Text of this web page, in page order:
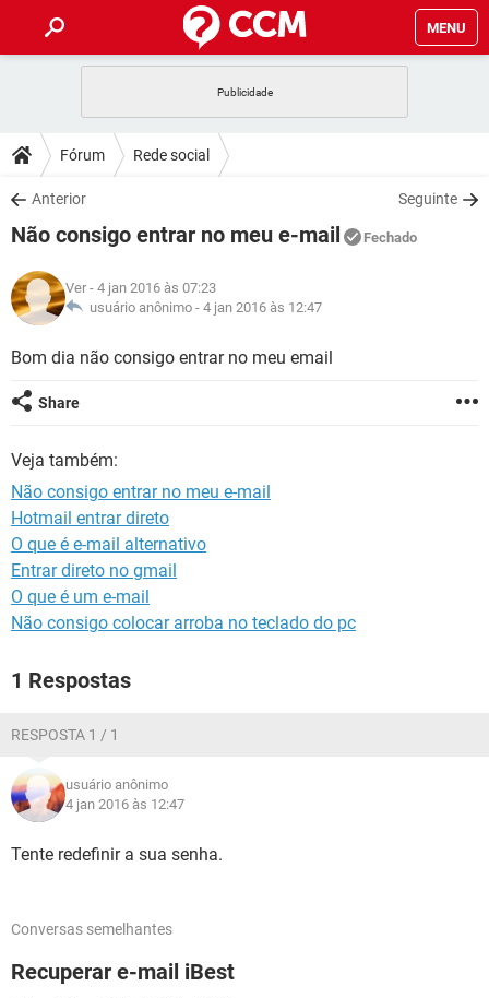
MENU
CELULAR
OUTLOOK
INSTAGRAM GMAIL
GUIA DE COMPRAS
DICAS
JOGOS
INSTAGRAM
GUIA DE COMPRAS
DOWNLOADS
JOGOS WHATSAPP
CELULAR
OUTLOOK EXCEL
INSTAGRAM
JOGOS
CELULAR
OUTLOOK EXCEL
INSTAGRAM
GLOSSÁRIO
JOGOS WHATSAPP
INSTAGRAM
GUIA DE COMPRAS
Fórum Rede social
Anterior Seguinte
Não consigo entrar no meu e-mail Fechado
Ver - 4 jan 2016 às 07:23
usuário anônimo - 4 jan 2016 às 12:47
Bom dia não consigo entrar no meu email
Share
Veja também:
Não consigo entrar no meu e-mail
Hotmail entrar direto
O que é e-mail alternativo
Entrar direto no gmail
O que é um e-mail
Não consigo colocar arroba no teclado do pc
1 Respostas
RESPOSTA 1 / 1
usuário anônimo
4 jan 2016 às 12:47
Tente redefinir a sua senha.
Conversas semelhantes
Recuperar e-mail iBest